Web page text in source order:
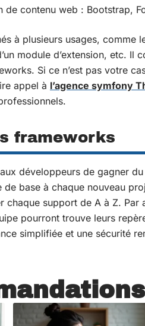
de contenu web : Bootstrap,
à plusieurs usages, comme
module d’extension, etc.
Si ce n’est pas votre
appel à l’agence symfony
frameworks
développeurs de gagner
de base à chaque nouveau
support de A à Z. Par
pourront trouve leurs
simplifiée et une sécurité